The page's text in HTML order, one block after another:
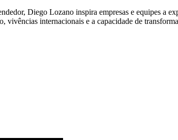
Diego Lozano inspira empresas e equipes a
vivências internacionais e a capacidade de